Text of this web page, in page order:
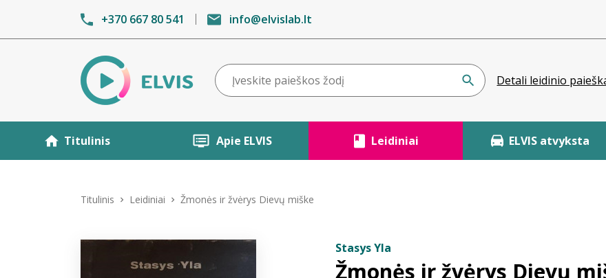
+370 667 80 541 info@elvislab.lt
Detali leidinio
Titulinis Apie ELVIS Leidiniai ELVIS atvyksta
Titulinis Leidiniai Žmonės ir žvėrys Dievų miške
Stasys Yla
Žmonės ir žvėrys Dievų